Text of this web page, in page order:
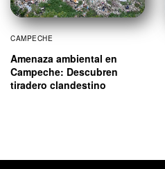
CAMPECHE
Amenaza ambiental en
Campeche: Descubren
tiradero clandestino